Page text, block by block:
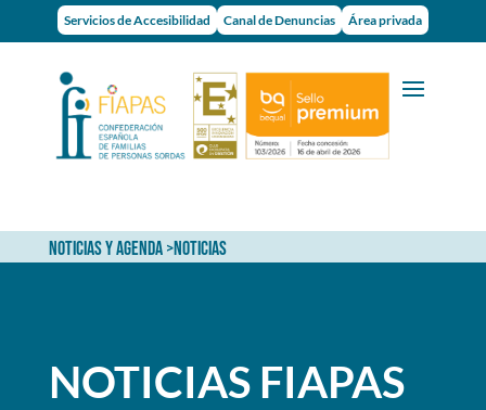
Servicios de Accesibilidad Canal de Denuncias Área privada
NOTICIAS Y AGENDA>NOTICIAS
NOTICIAS FIAPAS